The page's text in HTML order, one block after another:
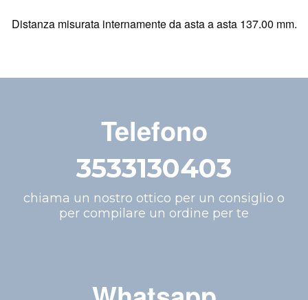
Distanza misurata internamente da asta a asta 137.00 mm.
Telefono
3533130403
chiama un nostro ottico per un consiglio o
per compilare un ordine per te